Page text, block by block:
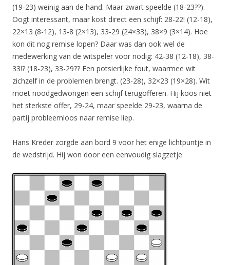
(19-23) weinig aan de hand. Maar zwart speelde (18-23??).
Oogt interessant, maar kost direct een schijf: 28-22! (12-18),
22×13 (8-12), 13-8 (2×13), 33-29 (24×33), 38×9 (3×14). Hoe
kon dit nog remise lopen? Daar was dan ook wel de
medewerking van de witspeler voor nodig: 42-38 (12-18), 38-
33!? (18-23), 33-29?? Een potsierlijke fout, waarmee wit
zichzelf in de problemen brengt. (23-28), 32×23 (19×28). Wit
moet noodgedwongen een schijf terugofferen. Hij koos niet
het sterkste offer, 29-24, maar speelde 29-23, waarna de
partij probleemloos naar remise liep.
Hans Kreder zorgde aan bord 9 voor het enige lichtpuntje in
de wedstrijd. Hij won door een eenvoudig slagzetje.